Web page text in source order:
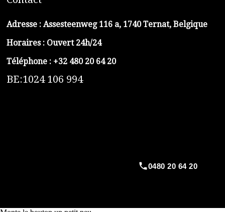
Adresse : Assesteenweg 116 a, 1740 Ternat, Belgique
Horaires : Ouvert 24h/24
Téléphone : +32 480 20 64 20
BE:1024 106 994
0480 20 64 20